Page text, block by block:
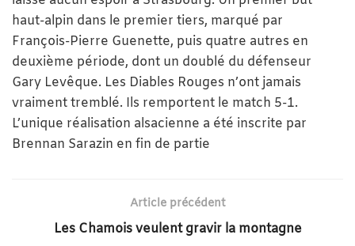
haut-alpin dans le premier tiers, marqué par
François-Pierre Guenette, puis quatre autres en
deuxième période, dont un doublé du défenseur
Gary Levêque. Les Diables Rouges n’ont jamais
vraiment tremblé. Ils remportent le match 5-1.
L’unique réalisation alsacienne a été inscrite par
Brennan Sarazin en fin de partie
Article précédent
Les Chamois veulent gravir la montagne